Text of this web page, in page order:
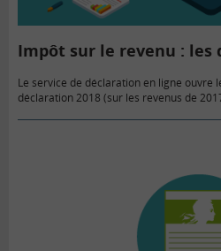
Impôt sur le revenu : les
Le service de déclaration en ligne ouvre
déclaration 2018 (sur les revenus de